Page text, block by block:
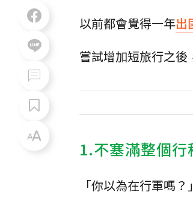
以前都會覺得一年出
嘗試增加短旅行之後
1.不塞滿整個行
「你以為在行軍嗎